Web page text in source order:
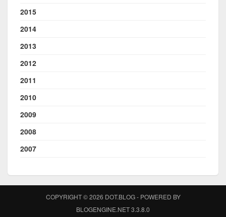
2015
2014
2013
2012
2011
2010
2009
2008
2007
COPYRIGHT © 2026 DOT.BLOG - POWERED BY
BLOGENGINE.NET 3.3.8.0